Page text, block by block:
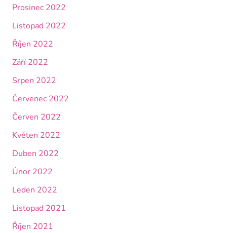
Prosinec 2022
Listopad 2022
Říjen 2022
Září 2022
Srpen 2022
Červenec 2022
Červen 2022
Květen 2022
Duben 2022
Únor 2022
Leden 2022
Listopad 2021
Říjen 2021